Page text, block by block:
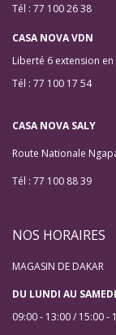
Tél : 77 100 26 38
CASA NOVA VDN
Liberté 6 extension
Tél : 77 100 17 54
CASA NOVA SALY
Route Nationale
Tél : 77 100 88 39
NOS HORAIRES
MAGASIN DE DAKAR
DU LUNDI AU SAMEDI
09:00 - 13:00 / 15:00 -